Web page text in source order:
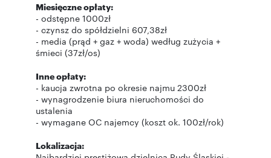
Miesięczne opłaty:
- odstępne 1000zł
- czynsz do spółdzielni 607,38zł
- media (prąd + gaz + woda) według zużycia +
śmieci (37zł/os)
Inne opłaty:
- kaucja zwrotna po okresie najmu 2300zł
- wynagrodzenie biura nieruchomości do
ustalenia
- wymagane OC najemcy (koszt ok. 100zł/rok)
Lokalizacja: